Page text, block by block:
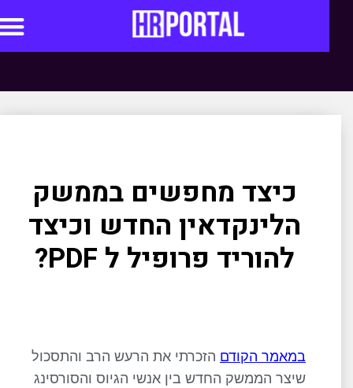
כיצד מחפשים בממשק
הלינקדאין החדש וכיצד
להוריד פרופיל ל PDF?
במאמר הקודםהזכרתי את הרעש הרב והתסכול
שיצר הממשק החדש בין אנשי הגיוס והסורסינג